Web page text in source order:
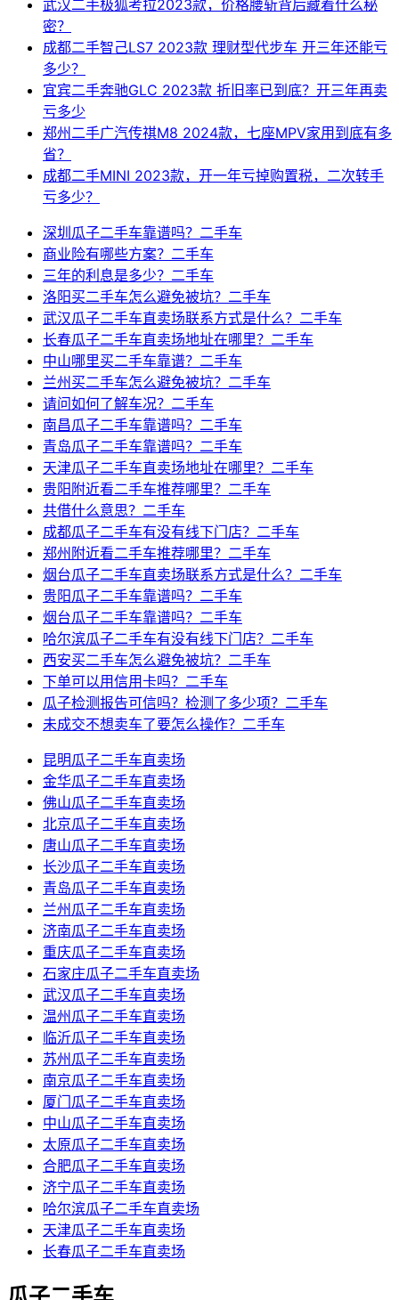
武汉二手极狐考拉2023款，价格腰斩背后藏着什么秘
密？
成都二手智己LS7 2023款 理财型代步车 开三年还能亏
多少？
宜宾二手奔驰GLC 2023款 折旧率已到底？开三年再卖
亏多少
郑州二手广汽传祺M8 2024款，七座MPV家用到底有多
省？
成都二手MINI 2023款，开一年亏掉购置税，二次转手
亏多少？
深圳瓜子二手车靠谱吗？二手车
商业险有哪些方案？二手车
三年的利息是多少？二手车
洛阳买二手车怎么避免被坑？二手车
武汉瓜子二手车直卖场联系方式是什么？二手车
长春瓜子二手车直卖场地址在哪里？二手车
中山哪里买二手车靠谱？二手车
兰州买二手车怎么避免被坑？二手车
请问如何了解车况？二手车
南昌瓜子二手车靠谱吗？二手车
青岛瓜子二手车靠谱吗？二手车
天津瓜子二手车直卖场地址在哪里？二手车
贵阳附近看二手车推荐哪里？二手车
共借什么意思？二手车
成都瓜子二手车有没有线下门店？二手车
郑州附近看二手车推荐哪里？二手车
烟台瓜子二手车直卖场联系方式是什么？二手车
贵阳瓜子二手车靠谱吗？二手车
烟台瓜子二手车靠谱吗？二手车
哈尔滨瓜子二手车有没有线下门店？二手车
西安买二手车怎么避免被坑？二手车
下单可以用信用卡吗？二手车
瓜子检测报告可信吗？检测了多少项？二手车
未成交不想卖车了要怎么操作？二手车
昆明瓜子二手车直卖场
金华瓜子二手车直卖场
佛山瓜子二手车直卖场
北京瓜子二手车直卖场
唐山瓜子二手车直卖场
长沙瓜子二手车直卖场
青岛瓜子二手车直卖场
兰州瓜子二手车直卖场
济南瓜子二手车直卖场
重庆瓜子二手车直卖场
石家庄瓜子二手车直卖场
武汉瓜子二手车直卖场
温州瓜子二手车直卖场
临沂瓜子二手车直卖场
苏州瓜子二手车直卖场
南京瓜子二手车直卖场
厦门瓜子二手车直卖场
中山瓜子二手车直卖场
太原瓜子二手车直卖场
合肥瓜子二手车直卖场
济宁瓜子二手车直卖场
哈尔滨瓜子二手车直卖场
天津瓜子二手车直卖场
长春瓜子二手车直卖场